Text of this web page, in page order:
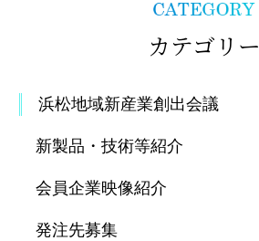
カテゴリー
浜松地域新産業創出会議
新製品・技術等紹介
会員企業映像紹介
発注先募集